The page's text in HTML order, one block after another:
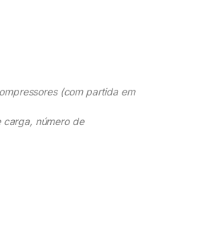
(com partida em
carga, número de